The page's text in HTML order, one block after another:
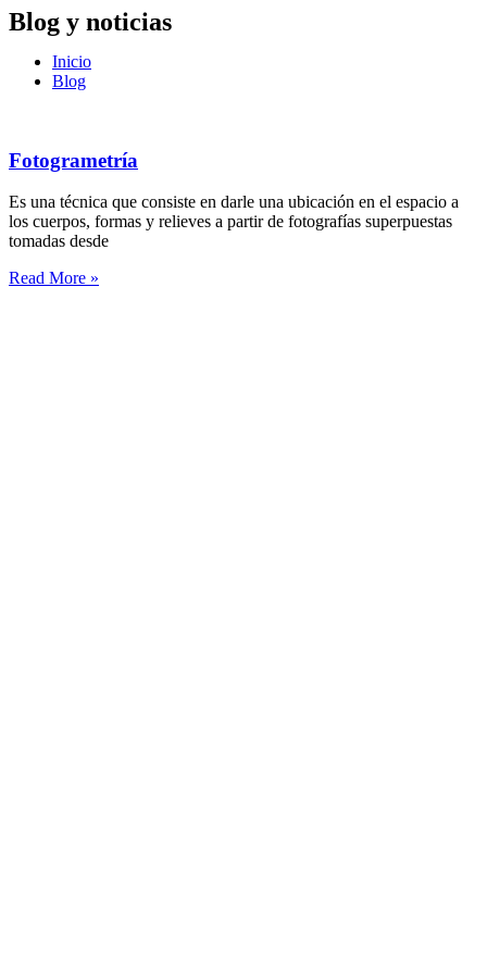
Blog y noticias
Inicio
Blog
Fotogrametría
Es una técnica que consiste en darle una ubicación en el espacio a
los cuerpos, formas y relieves a partir de fotografías superpuestas
tomadas desde
Read More »